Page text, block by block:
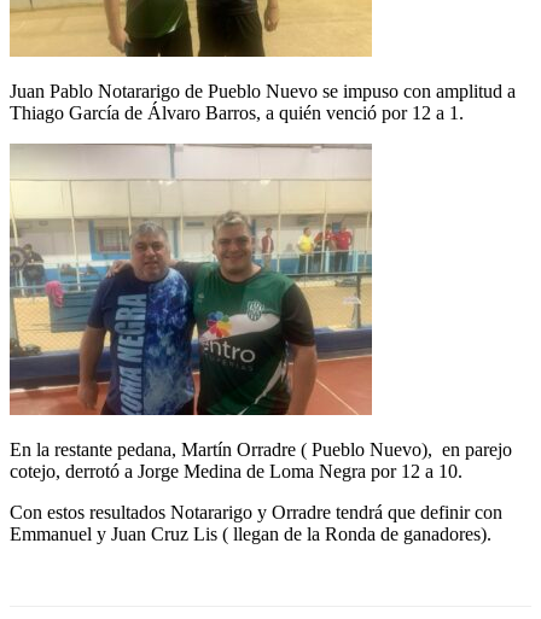
Juan Pablo Notararigo de Pueblo Nuevo se impuso con amplitud a
Thiago García de Álvaro Barros, a quién venció por 12 a 1.
En la restante pedana, Martín Orradre ( Pueblo Nuevo), en parejo
cotejo, derrotó a Jorge Medina de Loma Negra por 12 a 10.
Con estos resultados Notararigo y Orradre tendrá que definir con
Emmanuel y Juan Cruz Lis ( llegan de la Ronda de ganadores).